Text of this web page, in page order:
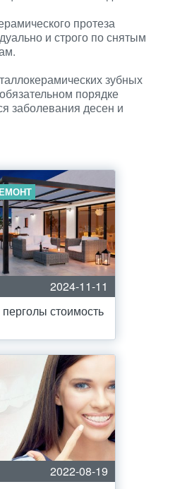
протеза
и строго по снятым
зубных
порядке
заболевания десен и
2024-11-11
стоимость
2022-08-19